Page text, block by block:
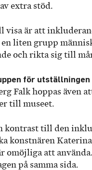
extra stöd.
visa är att
liten grupp
och rikta sig till
för utställningen
Falk hoppas även
till museet.
kontrast till den
konstnären
omöjliga att
på samma sida.